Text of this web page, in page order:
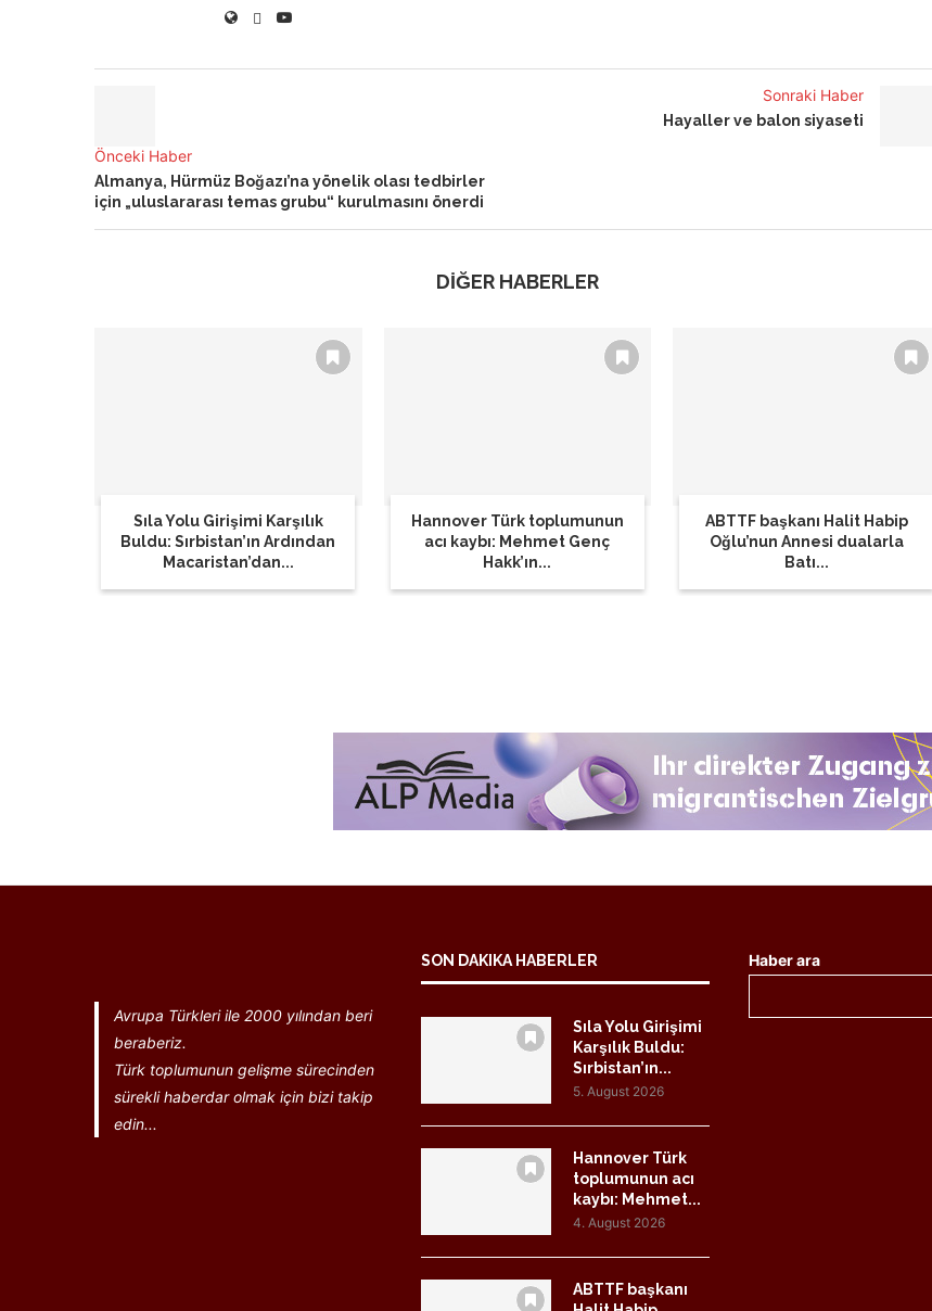
Önceki Haber
Almanya, Hürmüz Boğazı’na yönelik olası tedbirler
için „uluslararası temas grubu“ kurulmasını önerdi
Sonraki Haber
Hayaller ve balon siyaseti
DİĞER HABERLER
Sıla Yolu Girişimi Karşılık
Buldu: Sırbistan’ın Ardından
Macaristan’dan...
Hannover Türk toplumunun
acı kaybı: Mehmet Genç
Hakk’ın...
ABTTF başkanı Halit Habip
Oğlu’nun Annesi dualarla
Batı...
Avrupa Türkleri ile 2000 yılından beri
beraberiz.
Türk toplumunun gelişme sürecinden
sürekli haberdar olmak için bizi takip
edin...
SON DAKIKA HABERLER
Sıla Yolu Girişimi
Karşılık Buldu:
Sırbistan’ın...
5. August 2026
Hannover Türk
toplumunun acı
kaybı: Mehmet...
4. August 2026
ABTTF başkanı
Haber ara